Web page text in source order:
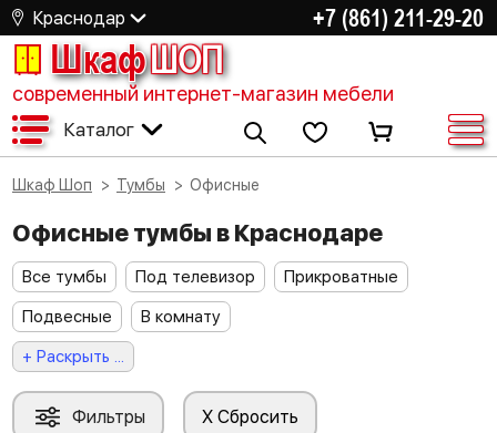
Краснодар +7 (861) 211-29-20
ШкафШОП
современный интернет-магазин мебели
Каталог
Шкаф Шоп Тумбы Офисные
Офисные тумбы в Краснодаре
Все тумбы Под телевизор
Прикроватные
Подвесные
В комнату
+ Раскрыть ...
Фильтры X Сбросить